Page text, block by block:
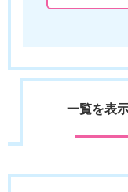
一覧を表